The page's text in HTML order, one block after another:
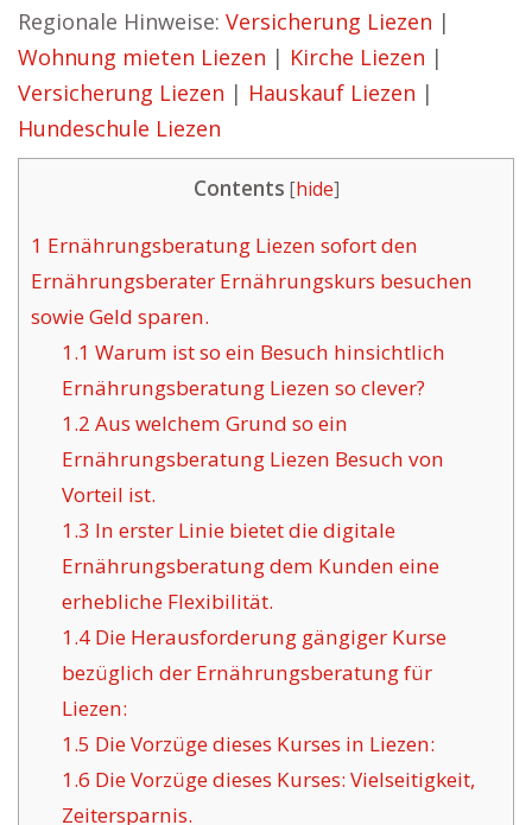
Regionale Hinweise: Versicherung Liezen |
Wohnung mieten Liezen | Kirche Liezen |
Versicherung Liezen | Hauskauf Liezen |
Hundeschule Liezen
Contents [hide]
1 Ernährungsberatung Liezen sofort den
Ernährungsberater Ernährungskurs besuchen
sowie Geld sparen.
1.1 Warum ist so ein Besuch hinsichtlich
Ernährungsberatung Liezen so clever?
1.2 Aus welchem Grund so ein
Ernährungsberatung Liezen Besuch von
Vorteil ist.
1.3 In erster Linie bietet die digitale
Ernährungsberatung dem Kunden eine
erhebliche Flexibilität.
1.4Die Herausforderung gängiger Kurse
bezüglich der Ernährungsberatung für
Liezen:
1.5 Die Vorzüge dieses Kurses in Liezen:
1.6 Die Vorzüge dieses Kurses: Vielseitigkeit,
Zeitersparnis.